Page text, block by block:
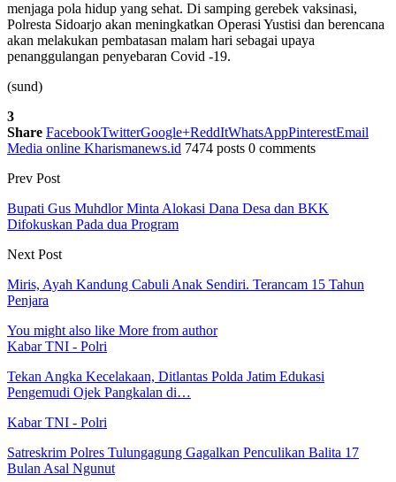
menjaga pola hidup yang sehat. Di samping gerebek vaksinasi,
Polresta Sidoarjo akan meningkatkan Operasi Yustisi dan berencana
akan melakukan pembatasan malam hari sebagai upaya
penanggulangan penyebaran Covid -19.
(sund)
3
Share FacebookTwitterGoogle+ReddItWhatsAppPinterestEmail
Media online Kharismanews.id 7474 posts 0 comments
Prev Post
Bupati Gus Muhdlor Minta Alokasi Dana Desa dan BKK
Difokuskan Pada dua Program
Next Post
Miris, Ayah Kandung Cabuli Anak Sendiri. Terancam 15 Tahun
Penjara
You might also like More from author
Kabar TNI - Polri
Tekan Angka Kecelakaan, Ditlantas Polda Jatim Edukasi
Pengemudi Ojek Pangkalan di…
Kabar TNI - Polri
Satreskrim Polres Tulungagung Gagalkan Penculikan Balita 17
Bulan Asal Ngunut